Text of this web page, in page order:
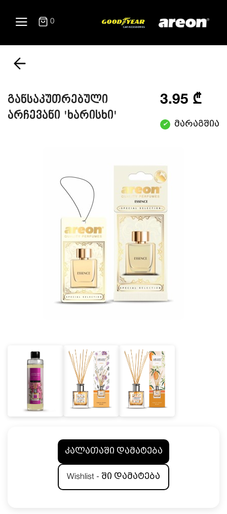
0
განსაკუთრებული
არჩევანი 'ხარისხი'
3.95 ₾
✔ მარაგშია
კალათაში დამატება
Wishlist - ში დამატება